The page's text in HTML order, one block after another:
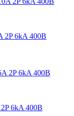
2P 6kA 400В
6kA 400В